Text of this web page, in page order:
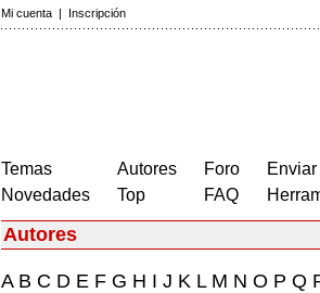
Mi cuenta | Inscripción
Temas
Novedades
Autores
Top
Foro
FAQ
Autores
AB C D E F G H I J K LM N O P Q